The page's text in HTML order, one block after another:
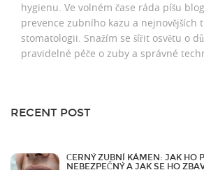
hygienu. Ve volném čase ráda píšu
prevence zubního kazu a nejnovějších
stomatologii. Snažím se šířit osvětu o
pravidelné péče o zuby a správné
RECENT POST
ČERNÝ ZUBNÍ KÁMEN: JAK HO
NEBEZPEČNÝ A JAK SE HO